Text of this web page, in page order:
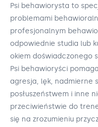
Psi behawiorysta to
problemami
profesjonalnym
odpowiednie studia lub
okiem doświadczonego
Psi behawioryści
agresja, lęk, nadmierne
posłuszeństwem i inne
przeciwieństwie do
się na zrozumieniu